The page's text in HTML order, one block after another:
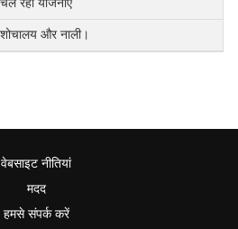
शोचालय और नाली।
वेबसाइट नीतियां
मदद
हमसे संपर्क करें